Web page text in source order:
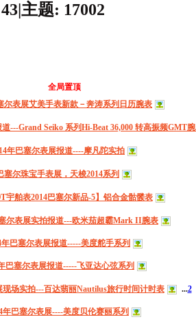
43|主题: 17002
全局置顶
尔表展艾美手表新款－奔涛系列日历腕表
---Grand Seiko 系列Hi-Beat 36,000 转高振频GMT
年巴塞尔表展报道----摩凡陀实拍
塞尔珠宝手表展，天梭2014系列
宇舶表2014巴塞尔新品-5】铝合金骷髅表
尔表展实拍报道---欧米茄超霸Mark II腕表
年巴塞尔表展报道-----美度舵手系列
巴塞尔表展报道-----飞亚达心弦系列
现场实拍---百达翡丽Nautilus旅行时间计时表 ...2
年巴塞尔表展----美度贝伦赛丽系列